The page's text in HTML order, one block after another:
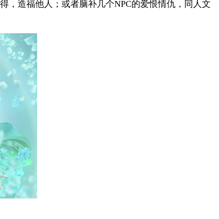
，造福他人；或者脑补几个NPC的爱恨情仇，同人文